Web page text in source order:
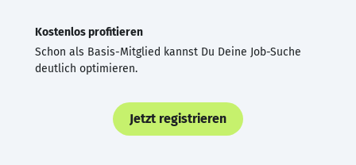
Kostenlos profitieren
Schon als Basis-Mitglied kannst Du Deine Job-Suche
deutlich optimieren.
Jetzt registrieren